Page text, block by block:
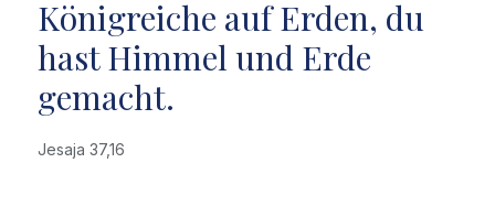
Königreiche auf Erden, du
hast Himmel und Erde
gemacht.
Jesaja 37,16